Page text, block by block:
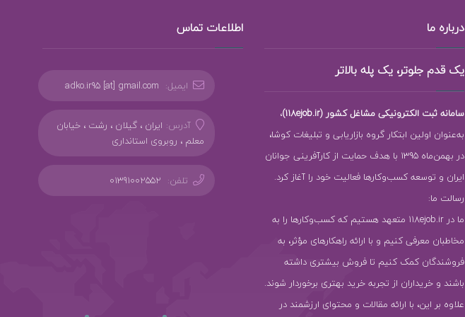
درباره ما
یک قدم جلوتر، یک پله بالاتر
سامانه ثبت الکترونیکی مشاغل کشور (118ejob.ir)
،
به‌عنوان اولین ابتکار گروه بازاریابی و تبلیغات کوشا،
در بهمن‌ماه 1395 با هدف حمایت از کارآفرینی جوانان
ایران و توسعه کسب‌وکارها فعالیت خود را آغاز کرد.
رسالت ما:
ما در 118ejob.ir متعهد هستیم که کسب‌وکارها را به
مخاطبان معرفی کنیم و با ارائه راهکارهای مؤثر، به
فروشندگان کمک کنیم تا فروش بیشتری داشته
باشند و خریداران از تجربه خرید بهتری برخوردار شوند.
علاوه بر این، با ارائه مقالات و محتوای ارزشمند در
اطلاعات تماس
ایمیل: adko.ir95 [at] gmail.com
آدرس: ایران ، گیلان ، رشت ، خیابان
معلم ، روبروی استانداری
تلفن: 01391002552